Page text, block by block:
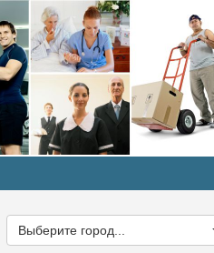
город...
Выберите город...